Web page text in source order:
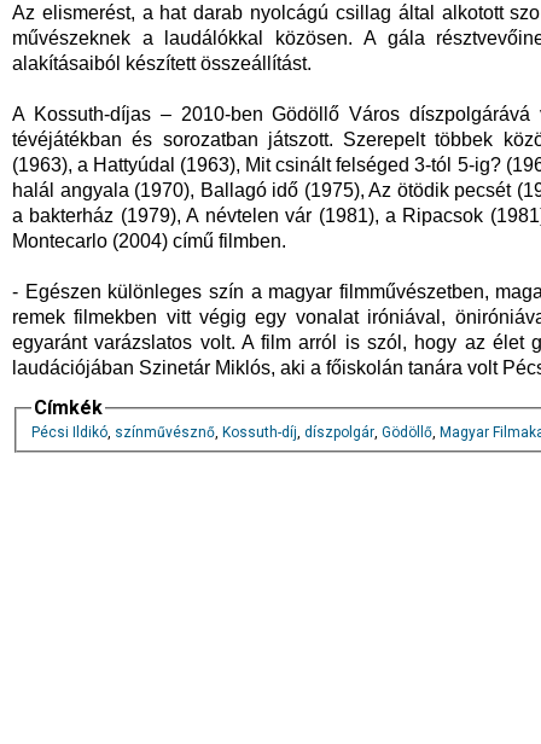
Az elismerést, a hat darab nyolcágú csillag által alkotott
művészeknek a laudálókkal közösen. A gála
alakításaiból készített összeállítást.
A Kossuth-díjas – 2010-ben Gödöllő Város
tévéjátékban és sorozatban játszott. Szerepelt többek
(1963), a Hattyúdal (1963), Mit csinált felséged 3-tól 5-ig?
halál angyala (1970), Ballagó idő (1975), Az ötödik pecsét
a bakterház (1979), A névtelen vár (1981), a Ripacsok
Montecarlo (2004) című filmben.
- Egészen különleges szín a magyar filmművészetben,
remek filmekben vitt végig egy vonalat iróniával,
egyaránt varázslatos volt. A film arról is szól, hogy az élet
laudációjában Szinetár Miklós, aki a főiskolán tanára volt
Címkék
Pécsi Ildikó, színművésznő, Kossuth-díj, díszpolgár, Gödöllő, Magyar